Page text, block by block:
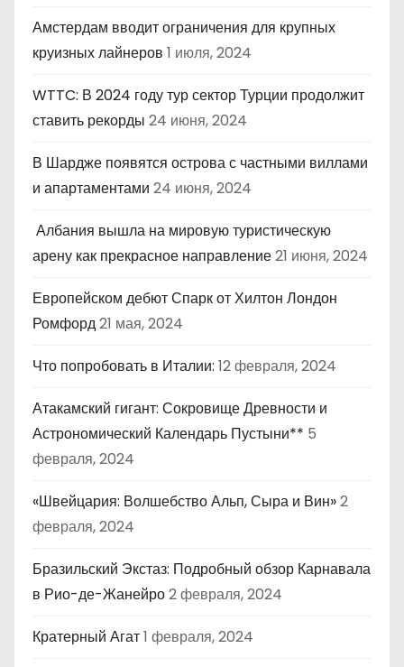
Амстердам вводит ограничения для крупных
круизных лайнеров 1 июля, 2024
WTTC: В 2024 году тур сектор Турции продолжит
ставить рекорды 24 июня, 2024
В Шардже появятся острова с частными виллами
и апартаментами 24 июня, 2024
Албания вышла на мировую туристическую
арену как прекрасное направление21 июня, 2024
Европейском дебют Спарк от Хилтон Лондон
Ромфорд21 мая, 2024
Что попробовать в Италии: 12 февраля, 2024
Атакамский гигант: Сокровище Древности и
Астрономический Календарь Пустыни** 5
февраля, 2024
«Швейцария: Волшебство Альп, Сыра и Вин»2
февраля, 2024
Бразильский Экстаз: Подробный обзор Карнавала
в Рио-де-Жанейро2 февраля, 2024
Кратерный Агат1 февраля, 2024